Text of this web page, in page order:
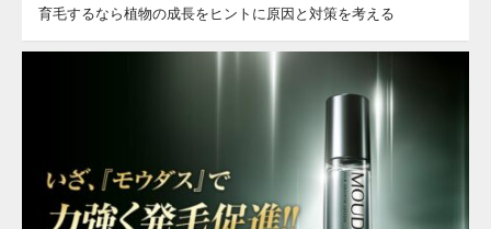
育毛するなら植物の成長をヒントに原因と対策を考える